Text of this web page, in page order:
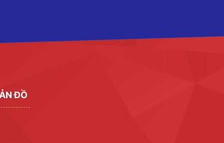
ĐỒ